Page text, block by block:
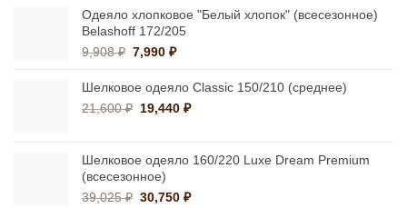
составляла
30,700 ₽.
27,630 ₽.
Одеяло хлопковое "Белый хлопок" (всесезонное)
Belashoff 172/205
9,908₽ Первоначальная
составляла
9,908 ₽.
7,990₽Текущая
7,990 ₽.
Шелковое одеяло Classic 150/210 (среднее)
21,600₽ Первоначальная
21,600 ₽.
19,440₽Текущая
Шелковое одеяло 160/220 Luxe Dream Premium
(всесезонное)
39,025₽ Первоначальная
30,750₽Текущая